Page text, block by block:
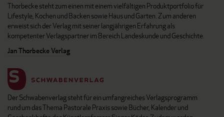
Thorbecke steht zum einen mit einem vielfältigen Produktportfolio für
Lifestyle, Kochen und Backen sowie Haus und Garten. Zum anderen
erweist sich der Verlag mit seiner langjährigen Erfahrung als
kompetenter Verlagspartner im Bereich Landeskunde und Geschichte.
Jan Thorbecke Verlag
Der Schwabenverlag steht für ein umfangreiches Verlagsprogramm
rund um das Thema Pastorale Praxis sowie Bücher, Kalender und